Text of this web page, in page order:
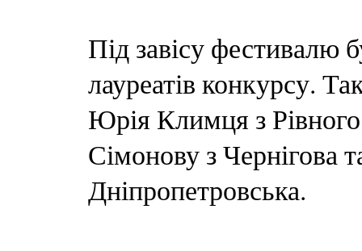
Під завісу фестивалю
лауреатів конкурсу.
Юрія Климця з
Сімонову з Чернігова
Дніпропетровська.